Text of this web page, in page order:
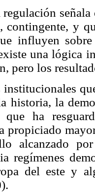
contingente, y
influyen
una lógica
pero los
institucionales
historia, la
ha
propiciado
alcanzado
regímenes
del este y